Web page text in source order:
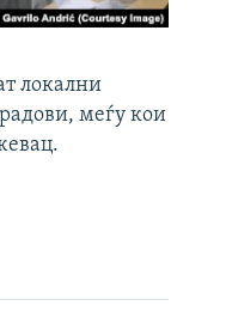
локални
меѓу кои